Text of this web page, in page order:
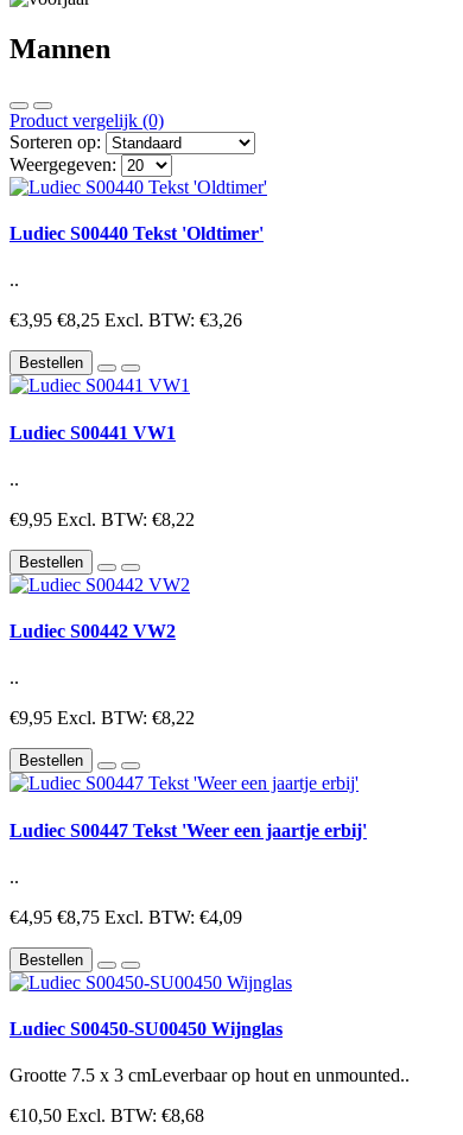
Mannen
Product vergelijk (0)
Sorteren op:
Weergegeven:
Ludiec S00440 Tekst 'Oldtimer'
..
€3,95 €8,25 Excl. BTW: €3,26
Bestellen
Ludiec S00441 VW1
..
€9,95 Excl. BTW: €8,22
Bestellen
Ludiec S00442 VW2
..
€9,95 Excl. BTW: €8,22
Bestellen
Ludiec S00447 Tekst 'Weer een jaartje erbij'
..
€4,95 €8,75 Excl. BTW: €4,09
Bestellen
Ludiec S00450-SU00450 Wijnglas
Grootte 7.5 x 3 cmLeverbaar op hout en unmounted..
€10,50 Excl. BTW: €8,68